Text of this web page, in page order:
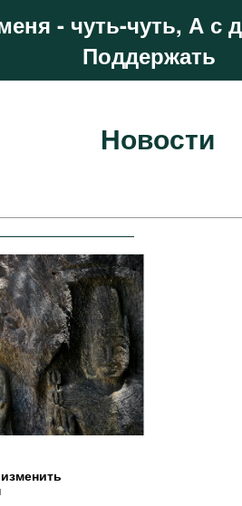
- чуть-чуть, А с
Поддержать
Новости